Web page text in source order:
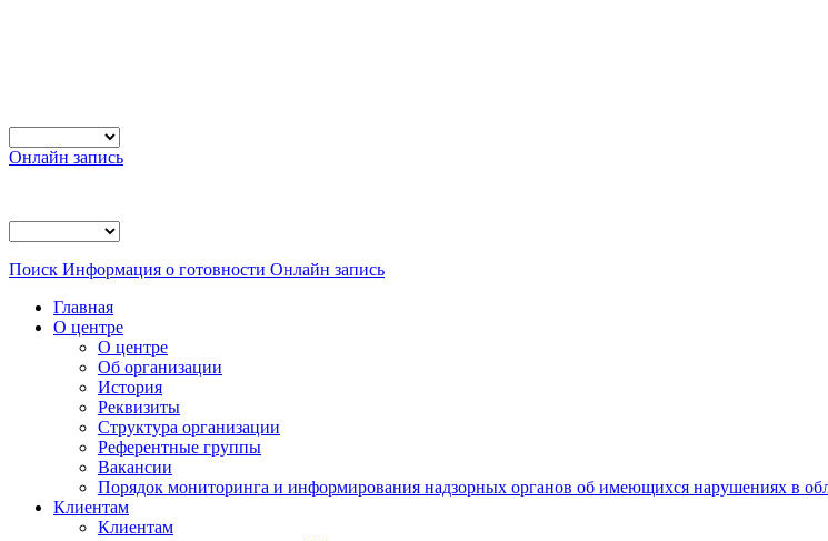
Онлайн запись
Поиск Информация о готовности Онлайн запись
Главная
О центре
О центре
Об организации
История
Реквизиты
Структура организации
Референтные группы
Вакансии
Порядок мониторинга и информирования надзорных органов об имеющихся нарушениях в
Клиентам
Клиентам